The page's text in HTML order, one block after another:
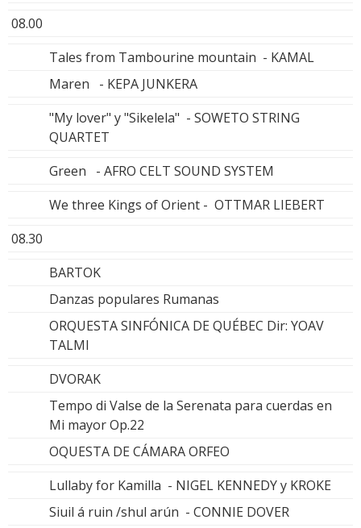
08.00
Tales from Tambourine mountain - KAMAL
Maren - KEPA JUNKERA
"My lover" y "Sikelela" - SOWETO STRING
QUARTET
Green - AFRO CELT SOUND SYSTEM
We three Kings of Orient - OTTMAR LIEBERT
08.30
BARTOK
Danzas populares Rumanas
ORQUESTA SINFÓNICA DE QUÉBEC Dir: YOAV
TALMI
DVORAK
Tempo di Valse de la Serenata para cuerdas en
Mi mayor Op.22
OQUESTA DE CÁMARA ORFEO
Lullaby for Kamilla - NIGEL KENNEDY y KROKE
Siuil á ruin /shul arún - CONNIE DOVER